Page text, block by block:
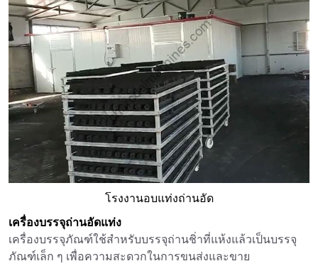
โรงงานอบแท่งถ่านอัด
เครื่องบรรจุถ่านอัดแท่ง
เครื่องบรรจุภัณฑ์ใช้สำหรับบรรจุถ่านชิ่าที่แห้งแล้วเป็นบรรจุ
ภัณฑ์เล็ก ๆ เพื่อความสะดวกในการขนส่งและขาย